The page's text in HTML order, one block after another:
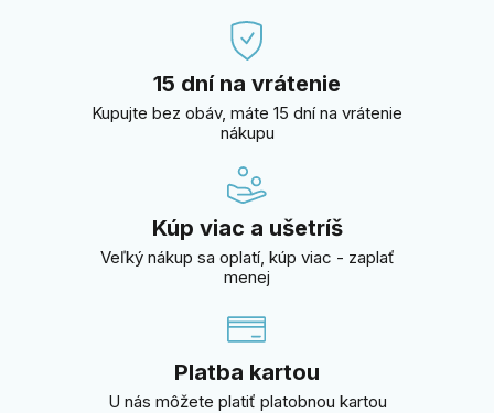
15 dní na vrátenie
Kupujte bez obáv, máte 15 dní na vrátenie
nákupu
Kúp viac a ušetríš
Veľký nákup sa oplatí, kúp viac - zaplať
menej
Platba kartou
U nás môžete platiť platobnou kartou